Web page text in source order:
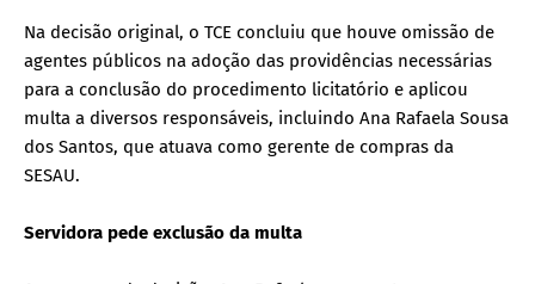
Na decisão original, o TCE concluiu que houve omissão de
agentes públicos na adoção das providências necessárias
para a conclusão do procedimento licitatório e aplicou
multa a diversos responsáveis, incluindo Ana Rafaela Sousa
dos Santos, que atuava como gerente de compras da
SESAU.
Servidora pede exclusão da multa